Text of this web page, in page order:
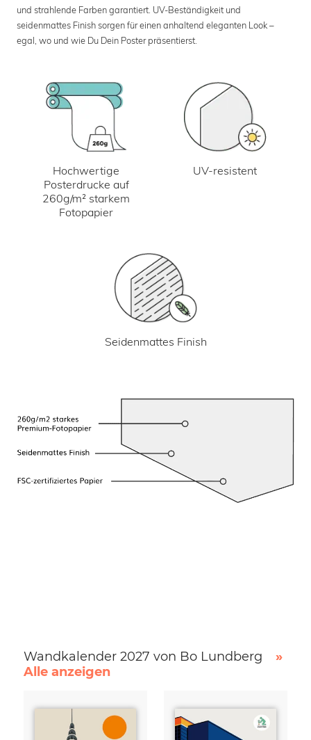
und strahlende Farben garantiert. UV-Beständigkeit und
seidenmattes Finish sorgen für einen anhaltend eleganten Look –
egal, wo und wie Du Dein Poster präsentierst.
Hochwertige
Posterdrucke auf
260g/m² starkem
Fotopapier
UV-resistent
Seidenmattes Finish
Wandkalender 2027 von Bo Lundberg
»
Alle anzeigen